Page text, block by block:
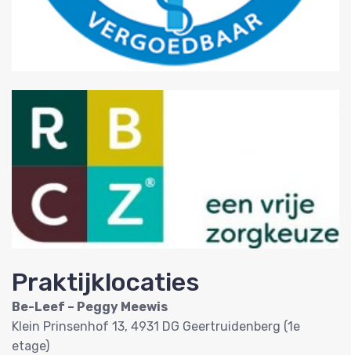
Praktijklocaties
Be-Leef – Peggy Meewis
Klein Prinsenhof 13, 4931 DG Geertruidenberg (1e
etage)